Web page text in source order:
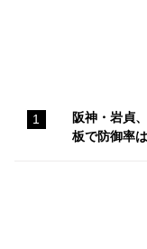
阪神・岩貞
板で防御率